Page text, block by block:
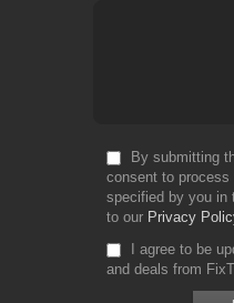
By submitting
consent to process
specified by you in
to our Privacy
I agree to be
and deals from